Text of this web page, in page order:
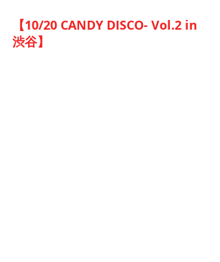
【10/20 CANDY DISCO- Vol.2 in
渋谷】